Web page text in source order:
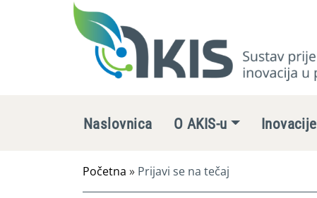
Naslovnica O AKIS-u Inovacije
Početna » Prijavi se na tečaj